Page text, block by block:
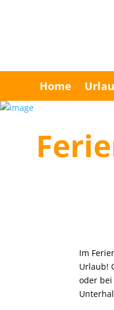
Home
Im
Urlaub!
oder